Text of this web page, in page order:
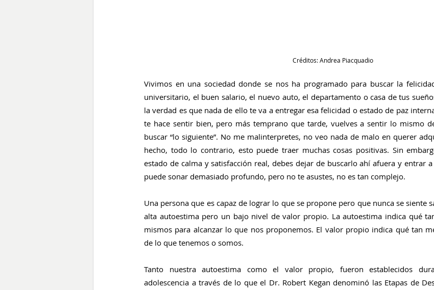
Créditos: Andrea Piacquadio
Vivimos en una sociedad donde se nos ha programado para buscar la
universitario, el buen salario, el nuevo auto, el departamento o casa de tus
la verdad es que nada de ello te va a entregar esa felicidad o estado de paz
te hace sentir bien, pero más temprano que tarde, vuelves a sentir lo mismo
buscar “lo siguiente”. No me malinterpretes, no veo nada de malo en querer
hecho, todo lo contrario, esto puede traer muchas cosas positivas. Sin
estado de calma y satisfacción real, debes dejar de buscarlo ahí afuera y entrar
puede sonar demasiado profundo, pero no te asustes, no es tan complejo.
Una persona que es capaz de lograr lo que se propone pero que nunca se siente
alta autoestima pero un bajo nivel de valor propio. La autoestima indica qué
mismos para alcanzar lo que nos proponemos. El valor propio indica qué tan
de lo que tenemos o somos.
Tanto nuestra autoestima como el valor propio, fueron establecidos
adolescencia a través de lo que el Dr. Robert Kegan denominó las Etapas de